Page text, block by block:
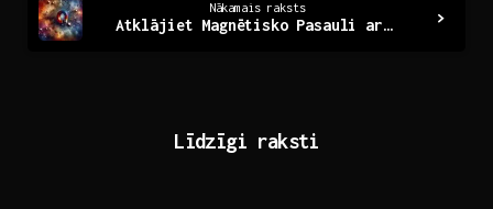
Nākamais raksts
Atklājiet Magnētisko Pasauli ar Leed Magnētiem
Līdzīgi raksti